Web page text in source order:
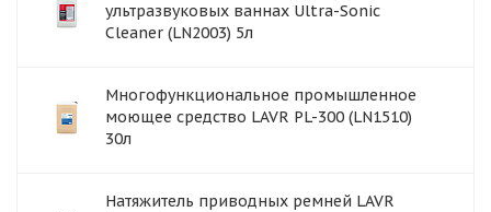
ультразвуковых ваннах Ultra-Sonic
Cleaner (LN2003) 5л
Многофункциональное промышленное
моющее средство LAVR PL-300 (LN1510)
30л
Натяжитель приводных ремней LAVR